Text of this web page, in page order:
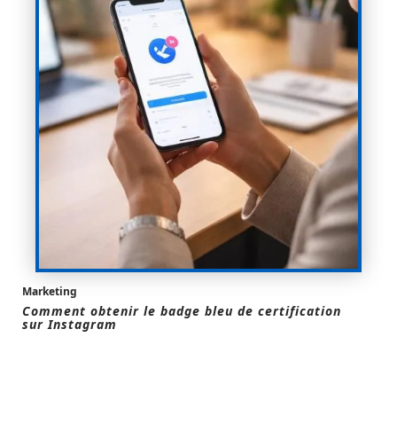
Marketing
Comment obtenir le badge bleu de certification
sur Instagram